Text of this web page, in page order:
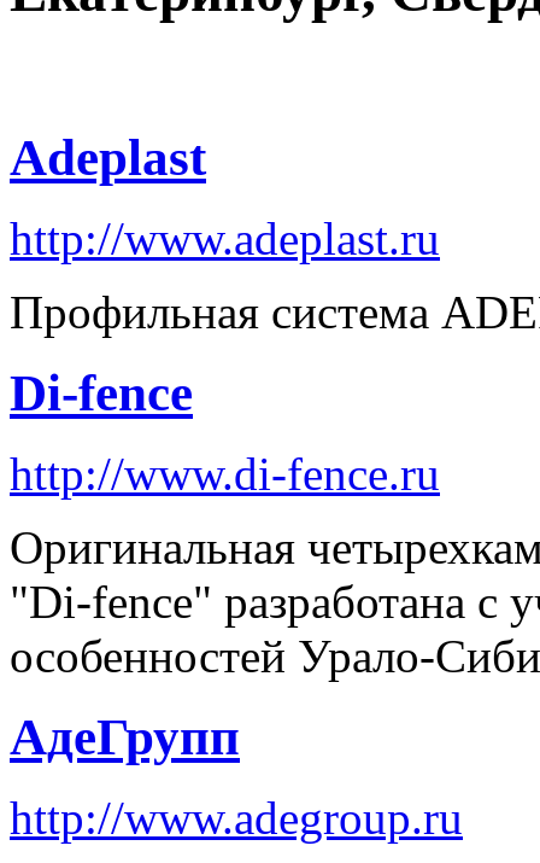
Adeplast
http://www.adeplast.ru
Профильная система
Di-fence
http://www.di-fence.ru
Оригинальная
"Di-fence" разработана с
особенностей Урало-
АдеГрупп
http://www.adegroup.ru